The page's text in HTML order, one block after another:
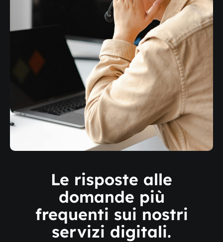
Le risposte alle
domande più
frequenti sui nostri
servizi digitali.